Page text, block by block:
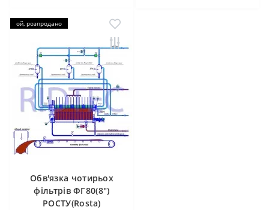
ой, розпродано
Обв'язка чотирьох
фільтрів ФГ80(8")
РОСТУ(Rosta)